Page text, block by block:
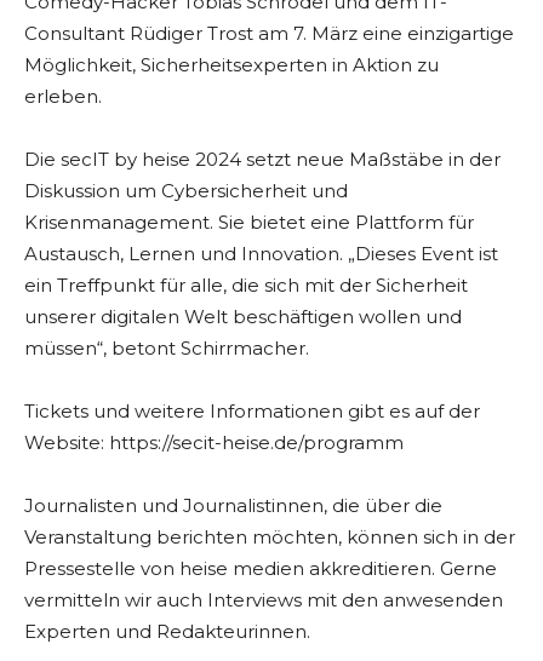
Consultant Rüdiger Trost am 7. März eine einzigartige
Möglichkeit, Sicherheitsexperten in Aktion zu
erleben.
Die secIT by heise 2024 setzt neue Maßstäbe in der
Diskussion um Cybersicherheit und
Krisenmanagement. Sie bietet eine Plattform für
Austausch, Lernen und Innovation. „Dieses Event ist
ein Treffpunkt für alle, die sich mit der Sicherheit
unserer digitalen Welt beschäftigen wollen und
müssen“, betont Schirrmacher.
Tickets und weitere Informationen gibt es auf der
Website: https://secit-heise.de/programm
Journalisten und Journalistinnen, die über die
Veranstaltung berichten möchten, können sich in der
Pressestelle von heise medien akkreditieren. Gerne
vermitteln wir auch Interviews mit den anwesenden
Experten und Redakteurinnen.